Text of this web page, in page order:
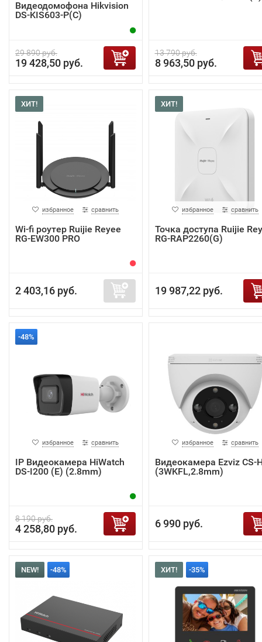
Видеодомофона Hikvision
DS-KIS603-P(C)
29 890 руб.
19 428,50 руб.
13 790 руб.
8 963,50 руб.
ХИТ!
избранное сравнить
Wi-fi роутер Ruijie Reyee
RG-EW300 PRO
2 403,16 руб.
ХИТ!
избранное сравнить
Точка доступа Ruijie
RG-RAP2260(G)
19 987,22 руб.
-48%
избранное сравнить
IP Видеокамера HiWatch
DS-I200 (E) (2.8mm)
8 190 руб.
4 258,80 руб.
избранное сравнить
Видеокамера Ezviz CS-
(3WKFL,2.8mm)
6 990 руб.
NEW! -48% ХИТ! -35%